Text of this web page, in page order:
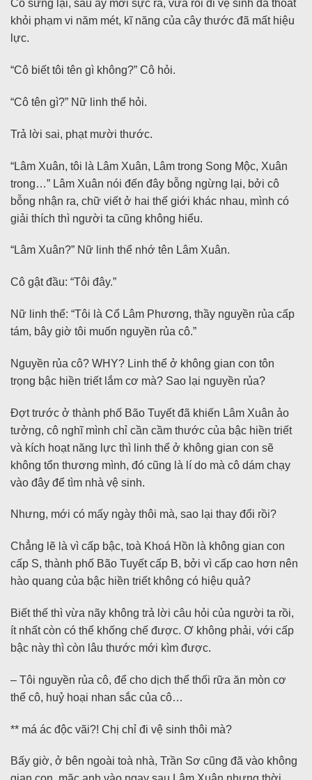
Cô sững lại, sau ấy mới sực ra, vừa rồi đi vệ sinh đã thoát
khỏi phạm vi năm mét, kĩ năng của cây thước đã mất hiệu
lực.
“Cô biết tôi tên gì không?” Cô hỏi.
“Cô tên gì?” Nữ linh thể hỏi.
Trả lời sai, phạt mười thước.
“Lâm Xuân, tôi là Lâm Xuân, Lâm trong Song Mộc, Xuân
trong…” Lâm Xuân nói đến đây bỗng ngừng lại, bởi cô
bỗng nhận ra, chữ viết ở hai thế giới khác nhau, mình có
giải thích thì người ta cũng không hiểu.
“Lâm Xuân?” Nữ linh thể nhớ tên Lâm Xuân.
Cô gật đầu: “Tôi đây.”
Nữ linh thể: “Tôi là Cổ Lâm Phương, thầy nguyền rủa cấp
tám, bây giờ tôi muốn nguyền rủa cô.”
Nguyền rủa cô? WHY? Linh thể ở không gian con tôn
trọng bậc hiền triết lắm cơ mà? Sao lại nguyền rủa?
Đợt trước ở thành phố Bão Tuyết đã khiến Lâm Xuân ảo
tưởng, cô nghĩ mình chỉ cần cầm thước của bậc hiền triết
và kích hoạt năng lực thì linh thể ở không gian con sẽ
không tổn thương mình, đó cũng là lí do mà cô dám chạy
vào đây để tìm nhà vệ sinh.
Nhưng, mới có mấy ngày thôi mà, sao lại thay đổi rồi?
Chẳng lẽ là vì cấp bậc, toà Khoá Hồn là không gian con
cấp S, thành phố Bão Tuyết cấp B, bởi vì cấp cao hơn nên
hào quang của bậc hiền triết không có hiệu quả?
Biết thế thì vừa nãy không trả lời câu hỏi của người ta rồi,
ít nhất còn có thể khống chế được. Ơ không phải, với cấp
bậc này thì còn lâu thước mới kìm được.
– Tôi nguyền rủa cô, để cho dịch thể thối rữa ăn mòn cơ
thể cô, huỷ hoại nhan sắc của cô…
** má ác độc vãi?! Chị chỉ đi vệ sinh thôi mà?
Bấy giờ, ở bên ngoài toà nhà, Trần Sơ cũng đã vào không